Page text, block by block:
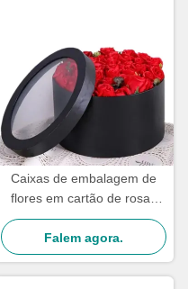
Caixas de embalagem de
flores em cartão de rosas
Artefacto de presente
industrial personalizado para
o Dia das Mães
Falem agora.